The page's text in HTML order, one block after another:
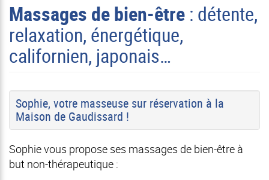
Massages de bien-être : détente,
relaxation, énergétique,
californien, japonais…
Sophie, votre masseuse sur réservation à la
Maison de Gaudissard !
Sophie vous propose ses massages de bien-être à
but non-thérapeutique :